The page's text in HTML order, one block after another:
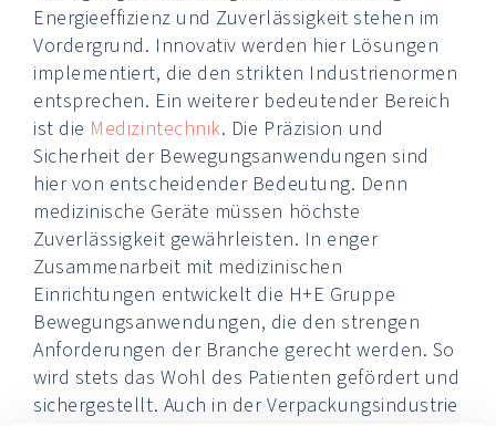
Energieeffizienz und Zuverlässigkeit stehen im
Vordergrund. Innovativ werden hier Lösungen
implementiert, die den strikten Industrienormen
entsprechen. Ein weiterer bedeutender Bereich
ist die Medizintechnik. Die Präzision und
Sicherheit der Bewegungsanwendungen sind
hier von entscheidender Bedeutung. Denn
medizinische Geräte müssen höchste
Zuverlässigkeit gewährleisten. In enger
Zusammenarbeit mit medizinischen
Einrichtungen entwickelt die H+E Gruppe
Bewegungsanwendungen, die den strengen
Anforderungen der Branche gerecht werden. So
wird stets das Wohl des Patienten gefördert und
sichergestellt. Auch in der Verpackungsindustrie